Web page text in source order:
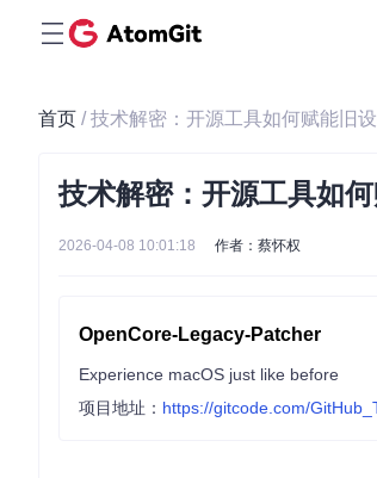
首页 / 技术解密：开源工具如何赋能旧
技术解密：开源工具如
2026-04-08 10:01:18 作者：蔡怀权
OpenCore-Legacy-Patcher
Experience macOS just like before
项目地址： https://gitcode.com/